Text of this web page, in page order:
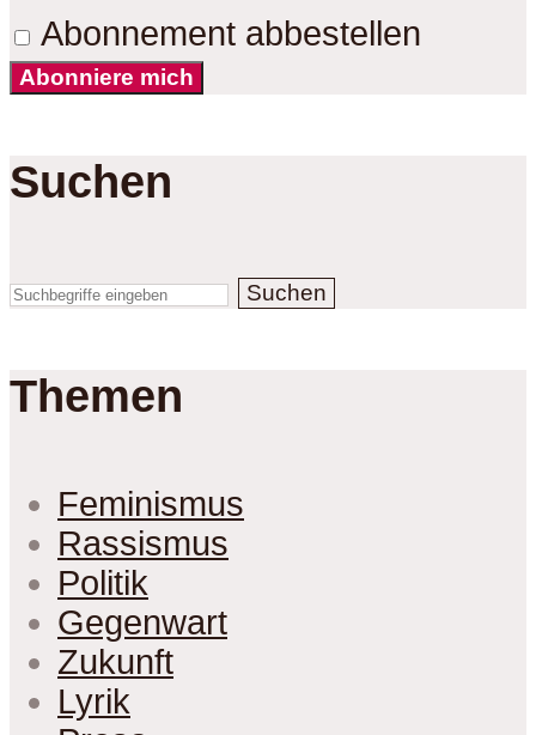
Abonnement abbestellen
Abonniere mich
Suchen
Suchen
Themen
Feminismus
Rassismus
Politik
Gegenwart
Zukunft
Lyrik